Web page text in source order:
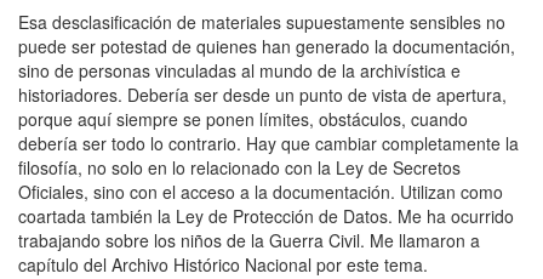
Esa desclasificación de materiales supuestamente sensibles no
puede ser potestad de quienes han generado la documentación,
sino de personas vinculadas al mundo de la archivística e
historiadores. Debería ser desde un punto de vista de apertura,
porque aquí siempre se ponen límites, obstáculos, cuando
debería ser todo lo contrario. Hay que cambiar completamente la
filosofía, no solo en lo relacionado con la Ley de Secretos
Oficiales, sino con el acceso a la documentación. Utilizan como
coartada también la Ley de Protección de Datos. Me ha ocurrido
trabajando sobre los niños de la Guerra Civil. Me llamaron a
capítulo del Archivo Histórico Nacional por este tema.